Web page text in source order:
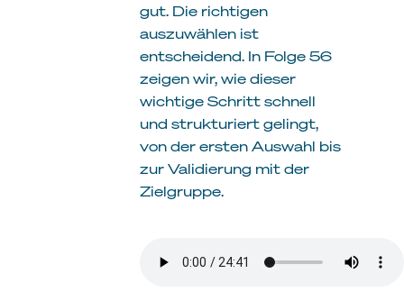
gut. Die richtigen
auszuwählen ist
entscheidend. In Folge 56
zeigen wir, wie dieser
wichtige Schritt schnell
und strukturiert gelingt,
von der ersten Auswahl bis
zur Validierung mit der
Zielgruppe.